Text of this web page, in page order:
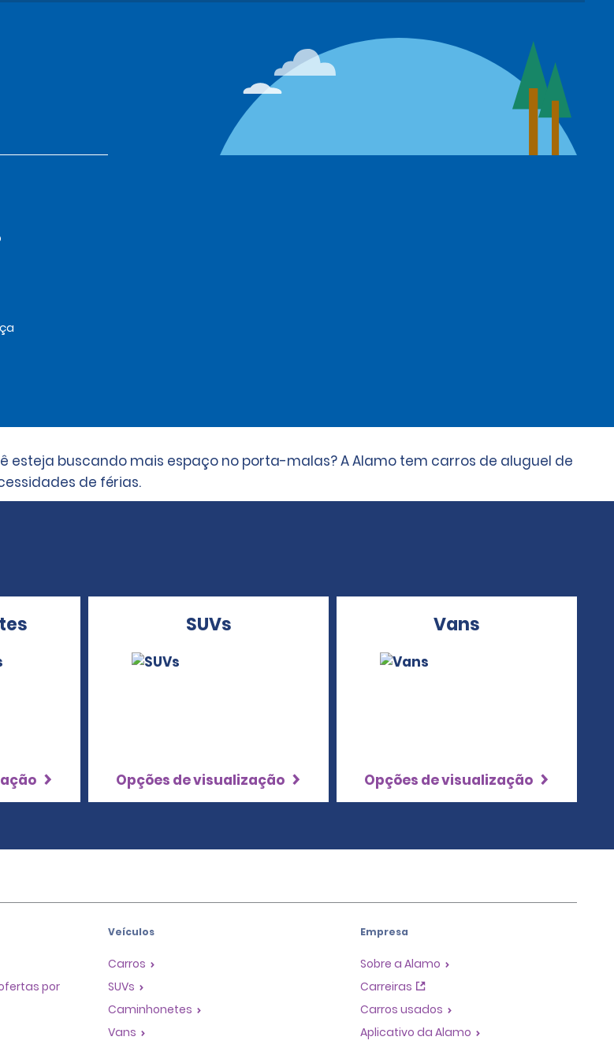
esteja buscando mais espaço no porta-malas? A Alamo tem carros de aluguel de
de férias.
SUVs
Opções de visualização
Vans
Opções de visualização
por
Veículos
Carros
SUVs
Caminhonetes
Vans
Empresa
Sobre a Alamo
Carreiras
Carros usados
Aplicativo da Alamo